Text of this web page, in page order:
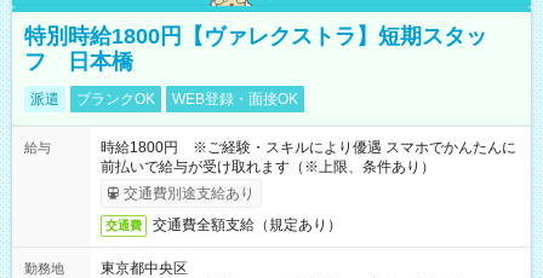
特別時給1800円【ヴァレクストラ】短期スタッ
フ 日本橋
派遣 ブランクOK WEB登録・面接OK
給与
時給1800円 ※ご経験・スキルにより優遇 スマホでかんたんに
前払いで給与が受け取れます（※上限、条件あり）
交通費別途支給あり
交通費 交通費全額支給（規定あり）
勤務地
東京都中央区